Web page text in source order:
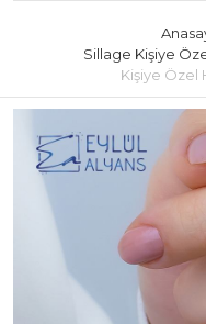
Sillage Kişiye
Kişiye Özel